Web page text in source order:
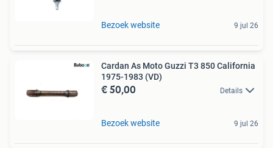
Bezoek website 9 jul 26
Cardan As Moto Guzzi T3 850 California
1975-1983 (VD)
€ 50,00 Details
Bezoek website 9 jul 26